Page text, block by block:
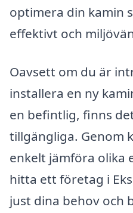
optimera din kamin
effektivt och
Oavsett om du är
installera en ny
en befintlig, finns
tillgängliga. Genom
enkelt jämföra olika
hitta ett företag i
just dina behov och